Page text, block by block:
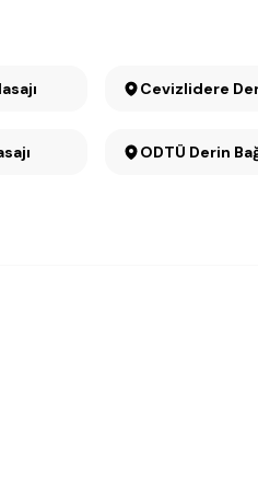
Cevizlidere
ODTÜ Derin